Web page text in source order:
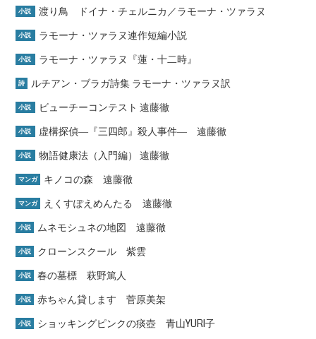
小説 渡り鳥 ドイナ・チェルニカ／ラモーナ・ツァラヌ
小説 ラモーナ・ツァラヌ連作短編小説
小説 ラモーナ・ツァラヌ『蓮・十二時』
詩 ルチアン・ブラガ詩集 ラモーナ・ツァラヌ訳
小説 ビューチーコンテスト 遠藤徹
小説 虚構探偵―『三四郎』殺人事件― 遠藤徹
小説 物語健康法（入門編） 遠藤徹
マンガ キノコの森 遠藤徹
マンガ えくすぽえめんたる 遠藤徹
小説 ムネモシュネの地図 遠藤徹
小説 クローンスクール 紫雲
小説 春の墓標 萩野篤人
小説 赤ちゃん貸します 菅原美架
小説 ショッキングピンクの痰壺 青山YURI子